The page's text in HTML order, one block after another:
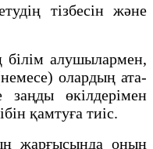
тізбесін және
алушылармен,
олардың ата-
өкілдерімен
қамтуға тиіс.
жарғысында оның